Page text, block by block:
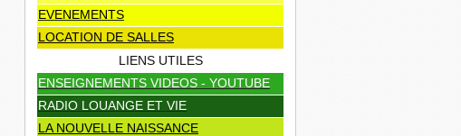
EVENEMENTS
LOCATION DE SALLES
LIENS UTILES
ENSEIGNEMENTS VIDEOS - YOUTUBE
RADIO LOUANGE ET VIE
LA NOUVELLE NAISSANCE